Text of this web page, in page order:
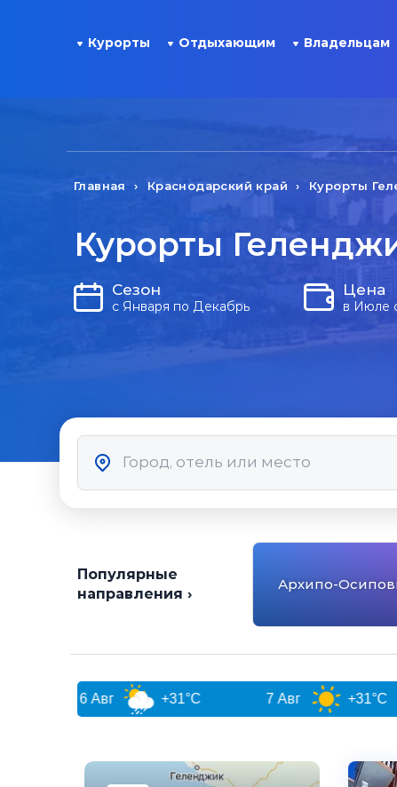
Курорты Отдыхающим Владельцам
Главная Краснодарский край Курорты
Курорты
Сезон
с Января по Декабрь
Цена
в Июле
Популярные
направления ›
Архипо-
+31°C 7 Авг +31°C 8 Авг